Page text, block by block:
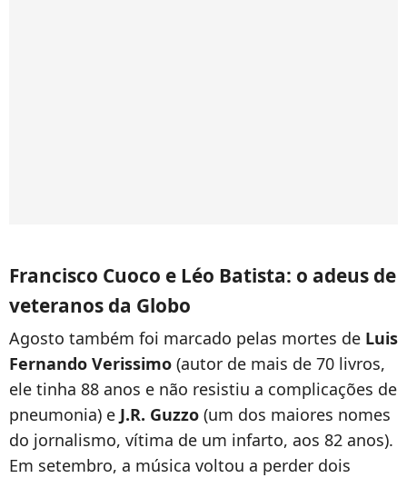
Francisco Cuoco e Léo Batista: o adeus de
veteranos da Globo
Agosto também foi marcado pelas mortes de Luis
Fernando Verissimo (autor de mais de 70 livros,
ele tinha 88 anos e não resistiu a complicações de
pneumonia) e J.R. Guzzo (um dos maiores nomes
do jornalismo, vítima de um infarto, aos 82 anos).
Em setembro, a música voltou a perder dois